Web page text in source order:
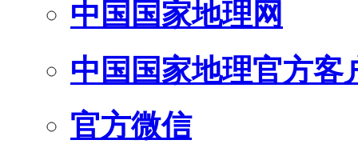
中国国家地理网
中国国家地理官方客
官方微信